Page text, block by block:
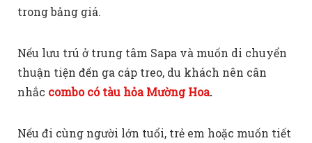
trong bảng giá.
Nếu lưu trú ở trung tâm Sapa và muốn di chuyển
thuận tiện đến ga cáp treo, du khách nên cân
nhắc combo có tàu hỏa Mường Hoa.
Nếu đi cùng người lớn tuổi, trẻ em hoặc muốn tiết